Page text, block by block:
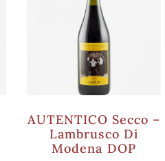
AUTENTICO Secco –
Lambrusco Di
Modena DOP